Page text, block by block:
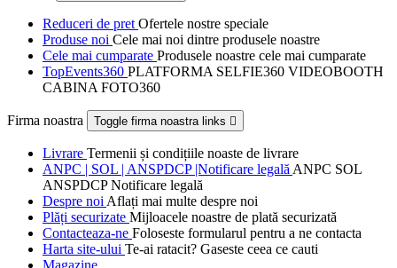
Reduceri de pret Ofertele nostre speciale
Produse noi Cele mai noi dintre produsele noastre
Cele mai cumparate Produsele noastre cele mai cumparate
TopEvents360 PLATFORMA SELFIE360 VIDEOBOOTH
CABINA FOTO360
Firma noastra Toggle firma noastra links 
Livrare Termenii și condițiile noaste de livrare
ANPC | SOL | ANSPDCP |Notificare legală ANPC SOL
ANSPDCP Notificare legală
Despre noi Aflați mai multe despre noi
Plăți securizate Mijloacele noastre de plată securizată
Contacteaza-ne Foloseste formularul pentru a ne contacta
Harta site-ului Te-ai ratacit? Gaseste ceea ce cauti
Magazine